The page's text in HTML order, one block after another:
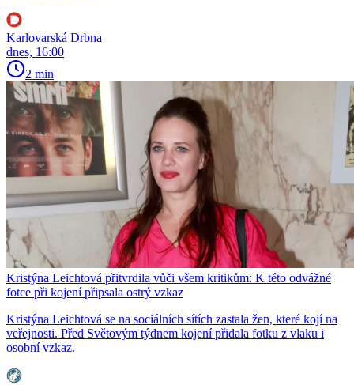
Karlovarská Drbna
dnes, 16:00
2 min
Kristýna Leichtová přitvrdila vůči všem kritikům: K této odvážné
fotce při kojení připsala ostrý vzkaz
Kristýna Leichtová se na sociálních sítích zastala žen, které kojí na
veřejnosti. Před Světovým týdnem kojení přidala fotku z vlaku i
osobní vzkaz.